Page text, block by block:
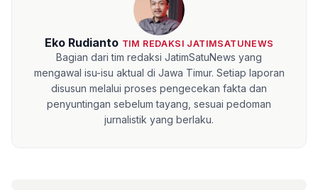
Eko Rudianto TIM REDAKSI JATIMSATUNEWS
Bagian dari tim redaksi JatimSatuNews yang
mengawal isu-isu aktual di Jawa Timur. Setiap laporan
disusun melalui proses pengecekan fakta dan
penyuntingan sebelum tayang, sesuai pedoman
jurnalistik yang berlaku.